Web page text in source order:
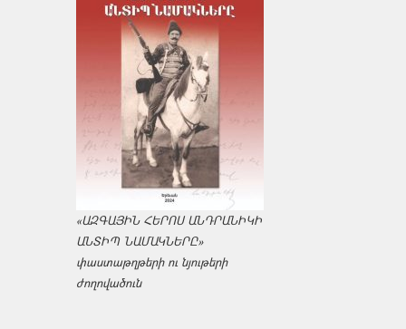
«ԱԶԳԱՅԻՆ ՀԵՐՈՍ ԱՆԴՐԱՆԻԿԻ
ԱՆՏԻՊ ՆԱՄԱԿՆԵՐԸ»
փաստաթղթերի ու նյութերի
ժողովածուն